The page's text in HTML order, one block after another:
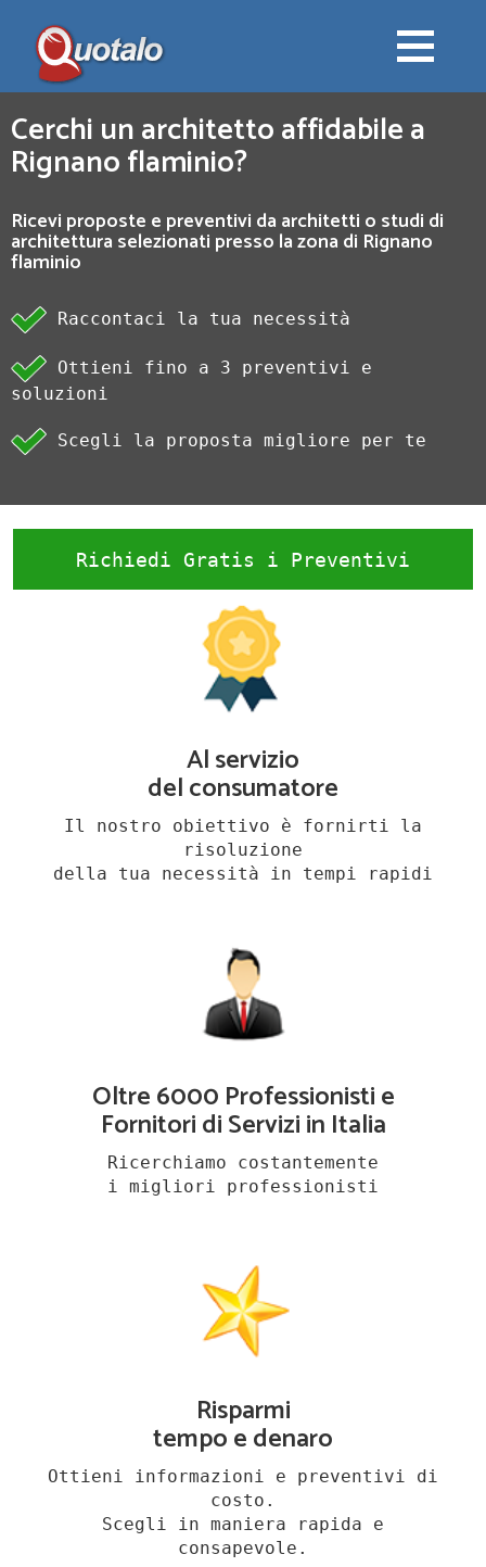
Cerchi un architetto affidabile a
Rignano flaminio?
Ricevi proposte e preventivi da architetti o studi di
architettura selezionati presso la zona di Rignano
flaminio
Raccontaci la tua necessità
Ottieni fino a 3 preventivi e
soluzioni
Scegli la proposta migliore per te
Richiedi Gratis i Preventivi
Al servizio
del consumatore
Il nostro obiettivo è fornirti la
risoluzione
della tua necessità in tempi rapidi
Oltre 6000 Professionisti e
Fornitori di Servizi in Italia
Ricerchiamo costantemente
i migliori professionisti
Risparmi
tempo e denaro
Ottieni informazioni e preventivi di
costo.
Scegli in maniera rapida e
consapevole.